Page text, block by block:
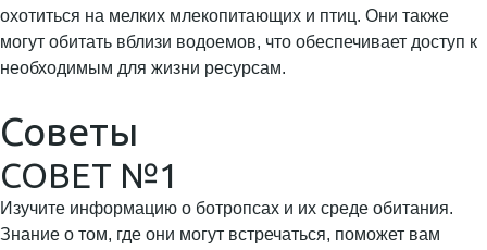
охотиться на мелких млекопитающих и птиц. Они также
могут обитать вблизи водоемов, что обеспечивает доступ к
необходимым для жизни ресурсам.
Советы
СОВЕТ №1
Изучите информацию о ботропсах и их среде обитания.
Знание о том, где они могут встречаться, поможет вам